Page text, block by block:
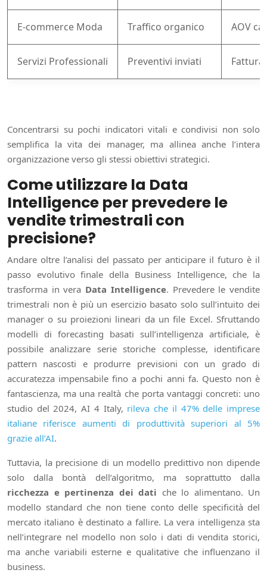
E-commerce Moda Traffico organico AOV
Servizi Professionali Preventivi inviati
Concentrarsi su pochi indicatori vitali e condivisi non solo
semplifica la vita dei manager, ma allinea anche l’intera
organizzazione verso gli stessi obiettivi strategici.
Come utilizzare la Data
Intelligence per prevedere le
vendite trimestrali con
precisione?
Andare oltre l’analisi del passato per anticipare il futuro è il
passo evolutivo finale della Business Intelligence, che la
trasforma in vera Data Intelligence. Prevedere le vendite
trimestrali non è più un esercizio basato solo sull’intuito dei
manager o su proiezioni lineari da un file Excel. Sfruttando
modelli di forecasting basati sull’intelligenza artificiale, è
possibile analizzare serie storiche complesse, identificare
pattern nascosti e produrre previsioni con un grado di
accuratezza impensabile fino a pochi anni fa. Questo non è
fantascienza, ma una realtà che porta vantaggi concreti: uno
studio del 2024, AI 4 Italy, rileva che il 47% delle imprese
italiane riferisce aumenti di produttività superiori al 5%
grazie all’AI.
Tuttavia, la precisione di un modello predittivo non dipende
solo dalla bontà dell’algoritmo, ma soprattutto dalla
ricchezza e pertinenza dei dati che lo alimentano. Un
modello standard che non tiene conto delle specificità del
mercato italiano è destinato a fallire. La vera intelligenza sta
nell’integrare nel modello non solo i dati di vendita storici,
ma anche variabili esterne e qualitative che influenzano il
business.